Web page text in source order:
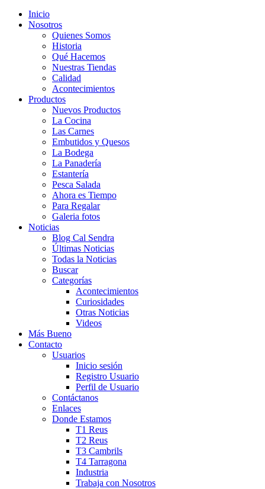
Inicio
Nosotros
Quienes Somos
Historia
Qué Hacemos
Nuestras Tiendas
Calidad
Acontecimientos
Productos
Nuevos Productos
La Cocina
Las Carnes
Embutidos y Quesos
La Bodega
La Panadería
Estantería
Pesca Salada
Ahora es Tiempo
Para Regalar
Galeria fotos
Noticias
Blog Cal Sendra
Últimas Noticias
Todas la Noticias
Buscar
Categorías
Acontecimientos
Curiosidades
Otras Noticias
Videos
Más Bueno
Contacto
Usuarios
Inicio sesión
Registro Usuario
Perfil de Usuario
Contáctanos
Enlaces
Donde Estamos
T1 Reus
T2 Reus
T3 Cambrils
T4 Tarragona
Industria
Trabaja con Nosotros